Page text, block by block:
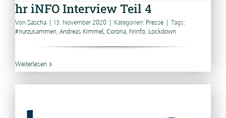
hr iNFO Interview Teil 4
Von Sascha 13. November 2020 Kategorien: Presse
Tags:
#nurzusammen, Andreas Kimmel, Corona, hrinfo, Lockdown
Weiterlesen